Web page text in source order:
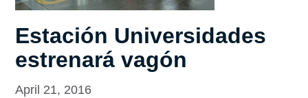
Estación Universidades
estrenará vagón
April 21, 2016